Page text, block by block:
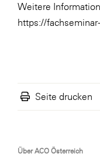
Weitere
https://
Seite drucken
Über ACO Österreich